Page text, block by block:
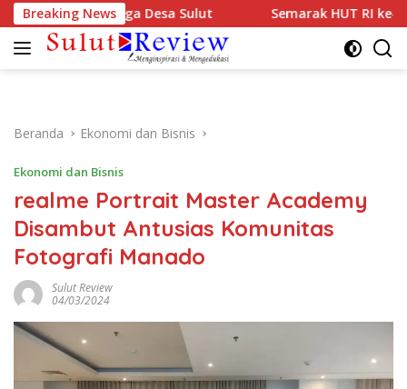
Langsung
ke
konten
Breaking News
Jaga Desa Sulut Semarak HUT RI ke-81, TJSL
Beranda Ekonomi dan Bisnis
Ekonomi dan Bisnis
realme Portrait Master Academy
Disambut Antusias Komunitas
Fotografi Manado
Sulut Review
04/03/2024